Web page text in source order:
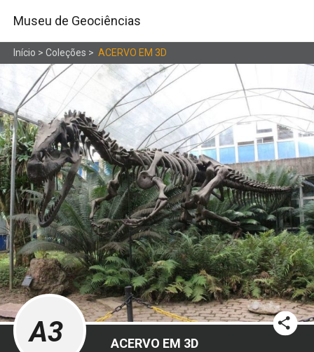
Museu de Geociências
Início > Coleções > ACERVO EM 3D
A3 ACERVO EM 3D